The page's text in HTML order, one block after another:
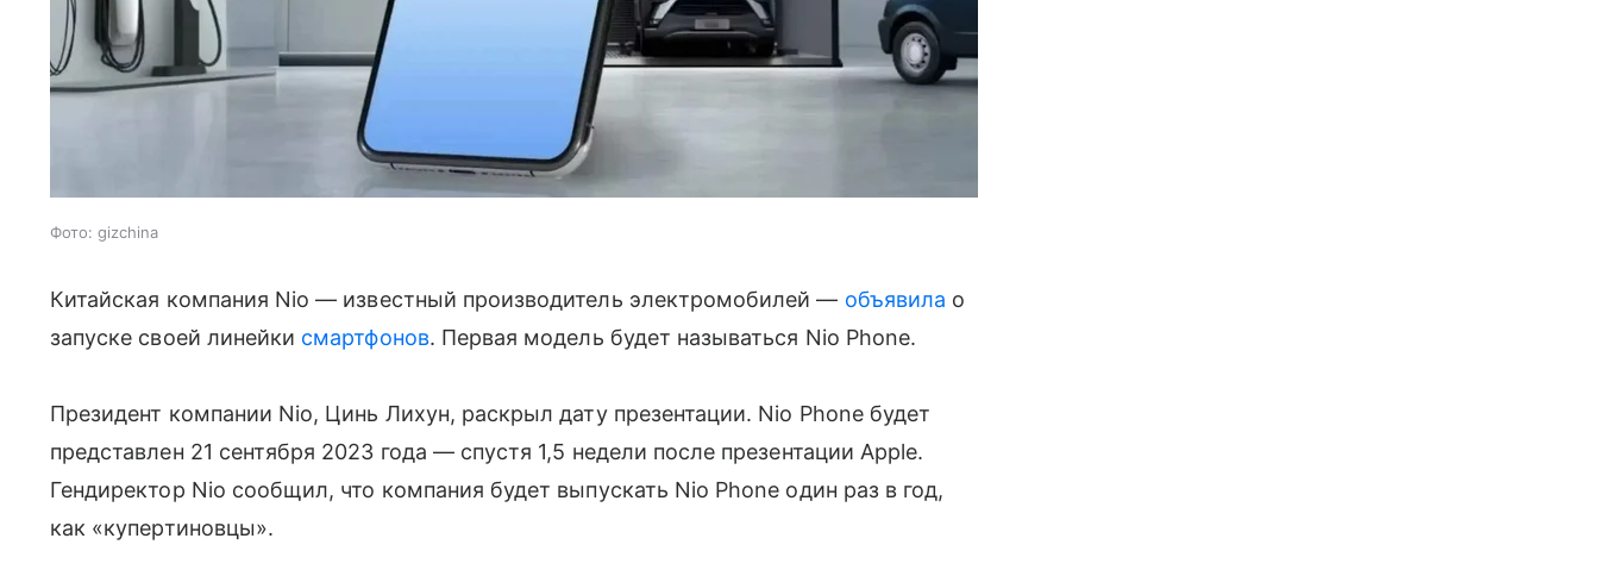
Фото: gizchina
Китайская компания Nio — известный производитель электромобилей — объявила о
запуске своей линейки смартфонов. Первая модель будет называться Nio Phone.
Президент компании Nio, Цинь Лихун, раскрыл дату презентации. Nio Phone будет
представлен 21 сентября 2023 года — спустя 1,5 недели после презентации Apple.
Гендиректор Nio сообщил, что компания будет выпускать Nio Phone один раз в год,
как «купертиновцы».